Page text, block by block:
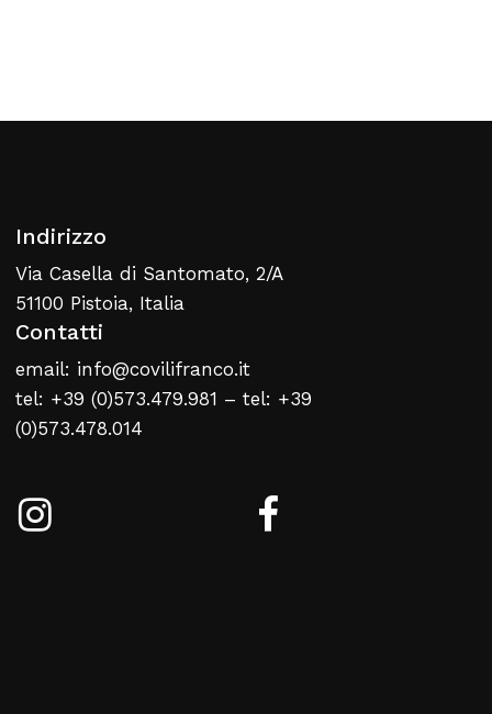
Indirizzo
Via Casella di Santomato, 2/A
51100 Pistoia, Italia
Contatti
email: info@covilifranco.it
tel: +39 (0)573.479.981 – tel: +39
(0)573.478.014